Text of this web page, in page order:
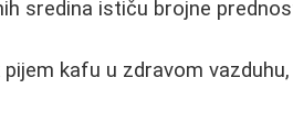
sredina ističu brojne
kafu u zdravom